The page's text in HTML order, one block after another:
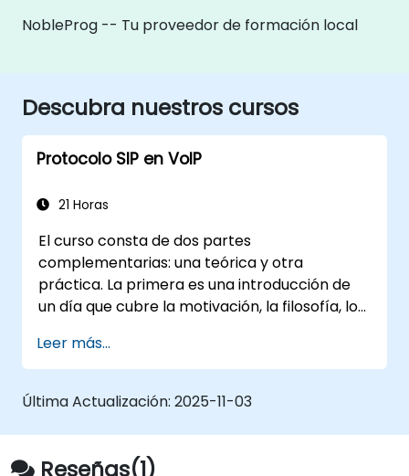
NobleProg -- Tu proveedor de formación local
Descubra nuestros cursos
Protocolo SIP en VoIP
21 Horas
El curso consta de dos partes
complementarias: una teórica y otra
práctica. La primera es una introducción de
un día que cubre la motivación, la filosofía, los
protocolo SIP, así como las formas en que se
utiliza para implementar servicios de
telecomunicaciones, con especial atención a
días de duración, permite a los participantes
aprender los aspectos prácticos de la
Leer más...
Última Actualización: 2025-11-03
Reseñas(1)